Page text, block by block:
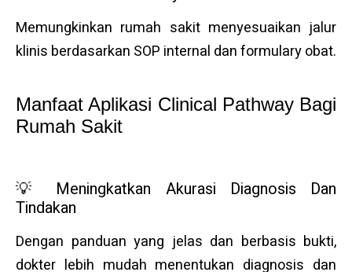
Memungkinkan rumah sakit menyesuaikan jalur
klinis berdasarkan SOP internal dan formulary obat.
Manfaat Aplikasi Clinical Pathway Bagi
Rumah Sakit
💡 Meningkatkan Akurasi Diagnosis Dan
Tindakan
Dengan panduan yang jelas dan berbasis bukti,
dokter lebih mudah menentukan diagnosis dan